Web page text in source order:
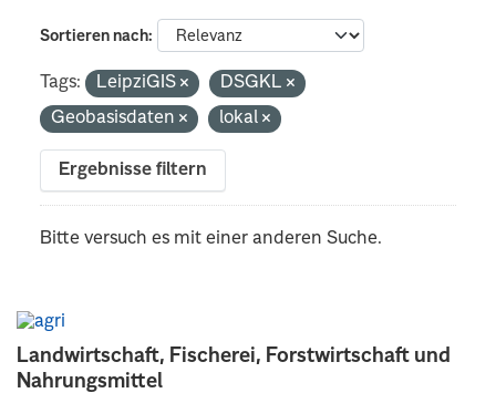
Landwirtschaft, Fischerei, Forstwirtschaft und
Nahrungsmittel
Sortieren nach
Tags: LeipziGIS
DSGKL
Geobasisdaten
lokal
Ergebnisse filtern
Bitte versuch es mit einer anderen Suche.